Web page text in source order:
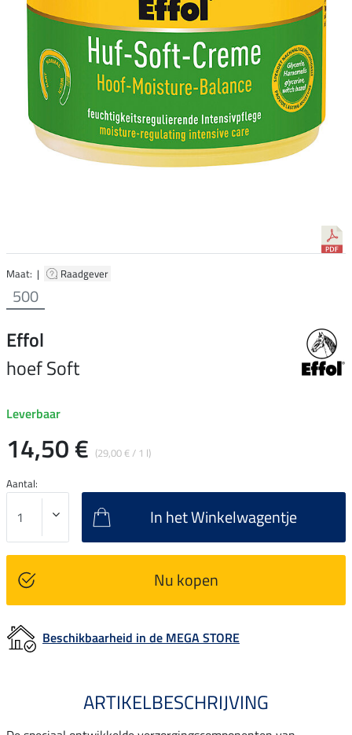
Maat: | Raadgever
500
Effol
hoef Soft
Leverbaar
14,50 € (29,00 € / 1 l)
Aantal:
In het Winkelwagentje
Nu kopen
Beschikbaarheid in de MEGA STORE
ARTIKELBESCHRIJVING